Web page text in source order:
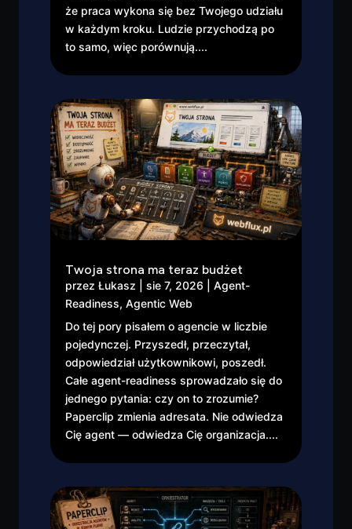
że praca wykona się bez Twojego udziału
w każdym kroku. Ludzie przychodzą po
to samo, więc porównują....
Twoja strona ma teraz budżet
przez Łukasz sie 7, 2026
Agent-
Readiness, Agentic Web
Do tej pory pisałem o agencie w liczbie
pojedynczej. Przyszedł, przeczytał,
odpowiedział użytkownikowi, poszedł.
Całe agent-readiness sprowadzało się do
jednego pytania: czy on to zrozumie?
Paperclip zmienia adresata. Nie odwiedza
Cię agent — odwiedza Cię organizacja....